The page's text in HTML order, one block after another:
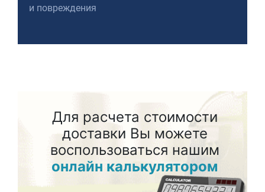
и повреждения
Для расчета стоимости
доставки Вы можете
воспользоваться нашим
онлайн калькулятором